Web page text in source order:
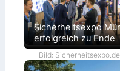
Sicherheitsexpo
erfolgreich zu Ende
Bild: